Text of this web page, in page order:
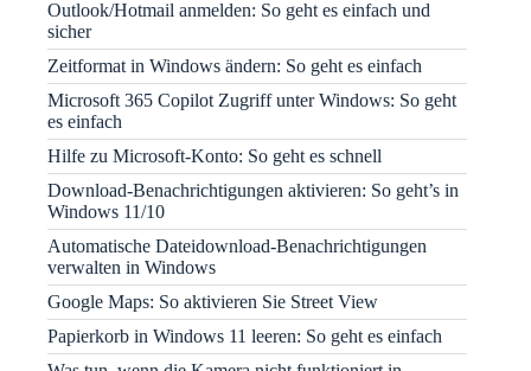
Outlook/Hotmail anmelden: So geht es einfach und
sicher
Zeitformat in Windows ändern: So geht es einfach
Microsoft 365 Copilot Zugriff unter Windows: So geht
es einfach
Hilfe zu Microsoft-Konto: So geht es schnell
Download-Benachrichtigungen aktivieren: So geht’s in
Windows 11/10
Automatische Dateidownload-Benachrichtigungen
verwalten in Windows
Google Maps: So aktivieren Sie Street View
Papierkorb in Windows 11 leeren: So geht es einfach